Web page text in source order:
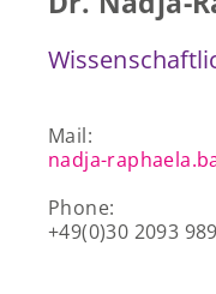
Mail:
nadja-
Phone:
+49(0)30 2093